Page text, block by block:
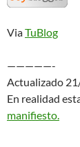
ViaTuBlog
—————-
Actualizado
En realidad
manifiesto.